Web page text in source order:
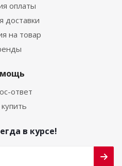
оплаты
доставки
на товар
ответ
в курсе!